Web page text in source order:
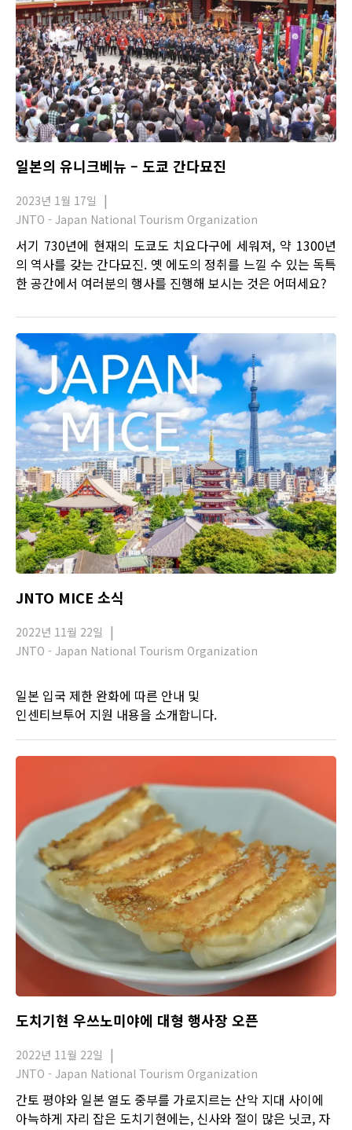
일본의 유니크베뉴 – 도쿄 간다묘진
2023년 1월 17일
JNTO - Japan National Tourism Organization
서기 730년에 현재의 도쿄도 치요다구에 세워져, 약 1300년
의 역사를 갖는 간다묘진. 옛 에도의 정취를 느낄 수 있는 독특
한 공간에서 여러분의 행사를 진행해 보시는 것은 어떠세요?
JNTO MICE 소식
2022년 11월 22일
JNTO - Japan National Tourism Organization
일본 입국 제한 완화에 따른 안내 및
인센티브투어 지원 내용을 소개합니다.
도치기현 우쓰노미야에 대형 행사장 오픈
2022년 11월 22일
JNTO - Japan National Tourism Organization
간토 평야와 일본 열도 중부를 가로지르는 산악 지대 사이에
아늑하게 자리 잡은 도치기현에는, 신사와 절이 많은 닛코, 자